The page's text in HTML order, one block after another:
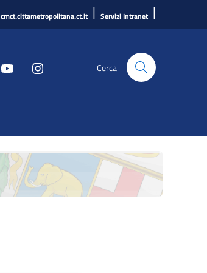
cmct.cittametropolitana.ct.it | Servizi Intranet |
Cerca